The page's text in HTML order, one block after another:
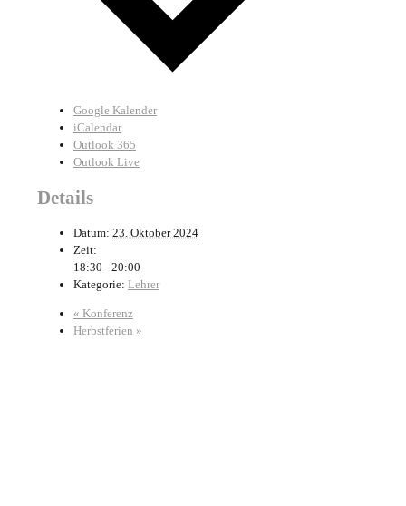
Google Kalender
iCalendar
Outlook 365
Outlook Live
Details
Datum: 23. Oktober 2024
Zeit:
18:30 - 20:00
Kategorie: Lehrer
« Konferenz
Herbstferien »